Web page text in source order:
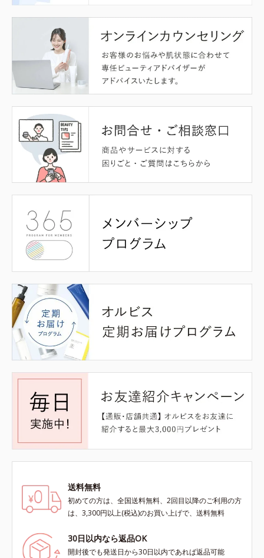
送料無料
初めての方は、全国送料無料、2回目以降のご利用の方
は、3,300円以上(税込)のお買い上げで、送料無料
30日以内なら返品OK
開封後でも発送日から30日以内であれば返品可能